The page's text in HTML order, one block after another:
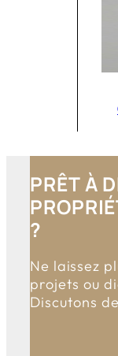
PRÊT À
?
Ne laissez
projets ou
Discutons